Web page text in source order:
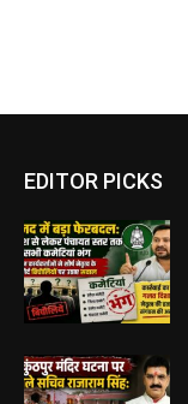
EDITOR PICKS